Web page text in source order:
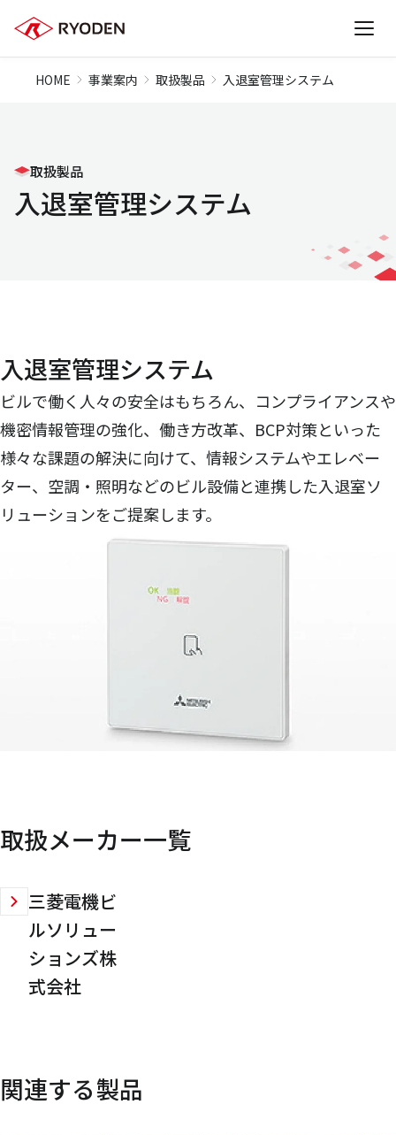
HOME 事業案内 取扱製品 入退室管理システム
取扱製品
入退室管理システム
入退室管理システム
ビルで働く人々の安全はもちろん、コンプライアンスや
機密情報管理の強化、働き方改革、BCP対策といった
様々な課題の解決に向けて、情報システムやエレベー
ター、空調・照明などのビル設備と連携した入退室ソ
リューションをご提案します。
取扱メーカー一覧
三菱電機ビ
ルソリュー
ションズ株
式会社
関連する製品